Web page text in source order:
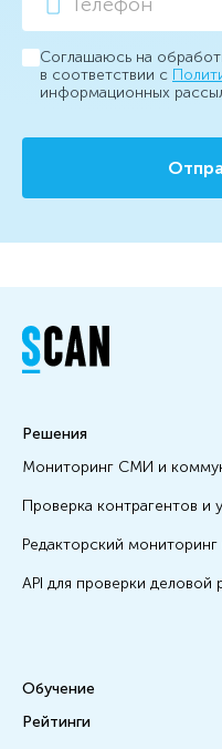
Соглашаюсь на
в соответствии с
информационных
Решения
Мониторинг СМИ и
Проверка контрагентов и
Редакторский
API для проверки деловой
Обучение
Рейтинги